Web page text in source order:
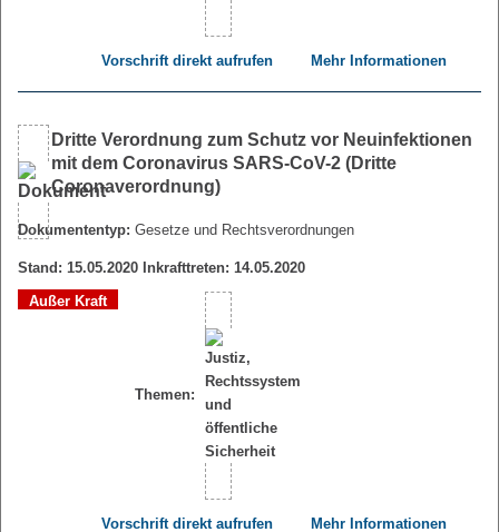
Vorschrift direkt aufrufen Mehr Informationen
Dritte Verordnung zum Schutz vor Neuinfektionen
mit dem Coronavirus SARS-CoV-2 (Dritte
Coronaverordnung)
Dokumententyp: Gesetze und Rechtsverordnungen
Stand: 15.05.2020 Inkrafttreten: 14.05.2020
Außer Kraft
Themen:
Vorschrift direkt aufrufen Mehr Informationen